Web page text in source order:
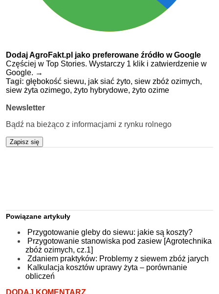
Dodaj AgroFakt.pl jako preferowane źródło w Google
Częściej w Top Stories. Wystarczy 1 klik i zatwierdzenie w
Google. →
Tagi: głębokość siewu, jak siać żyto, siew zbóż ozimych,
siew żyta ozimego, żyto hybrydowe, żyto ozime
Newsletter
Bądź na bieżąco z informacjami z rynku rolnego
Zapisz się
Powiązane artykuły
Przygotowanie gleby do siewu: jakie są koszty?
Przygotowanie stanowiska pod zasiew [Agrotechnika
zbóż ozimych, cz.1]
Zdaniem praktyków: Problemy z siewem zbóż jarych
Kalkulacja kosztów uprawy żyta – porównanie
obliczeń
DODAJ KOMENTARZ